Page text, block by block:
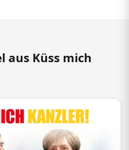
aus Küss mich